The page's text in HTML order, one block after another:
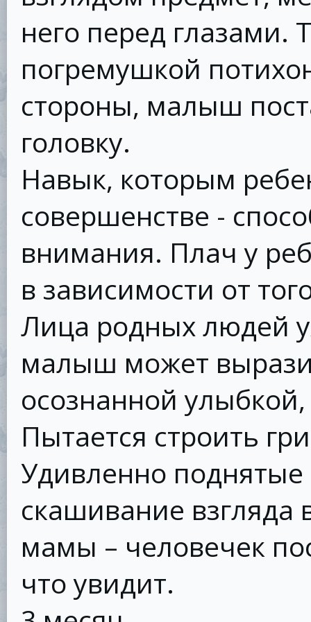
него перед глазами.
погремушкой
стороны, малыш
головку.
Навык, которым
совершенстве -
внимания. Плач у
в зависимости от
Лица родных людей
малыш может
осознанной
Пытается строить
Удивленно
скашивание взгляда
мамы – человечек
что увидит.